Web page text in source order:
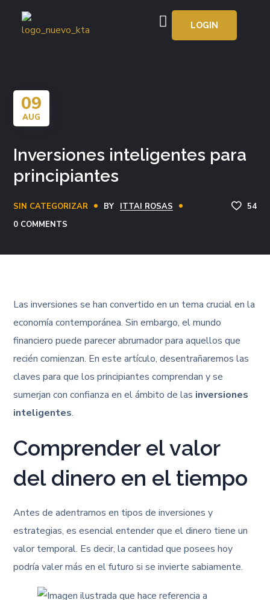
LOGIN
09
AUG
Inversiones inteligentes para
principiantes
SIN CATEGORIZAR BY
ITTAI ROSAS
0 COMMENTS
54
Las inversiones se han convertido en un tema crucial en la
economía contemporánea. Sin embargo, el mundo
financiero puede parecer abrumador para aquellos que
recién comienzan. En este artículo, desentrañaremos las
claves para que los principiantes comprendan y se
sumerjan con confianza en el ámbito de las inversiones
inteligentes.
Comprender el valor
del dinero en el tiempo
Antes de adentrarnos en tipos de inversiones y
estrategias, es esencial entender que el dinero tiene un
valor temporal. Es decir, la cantidad que posees hoy
podría valer más en el futuro si se invierte sabiamente.